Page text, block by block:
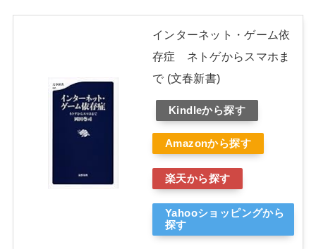
インターネット・ゲーム依
存症 ネトゲからスマホま
で (文春新書)
Kindleから探す
Amazonから探す
楽天から探す
Yahooショッピングから
探す